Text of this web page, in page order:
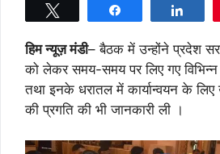
हिम न्यूज़ मंडी– बैठक में उन्होंने प्रदेश
को लेकर समय-समय पर लिए गए विभिन्न
तथा इनके धरातल में कार्यान्वयन के लिए
की प्रगति की भी जानकारी ली ।